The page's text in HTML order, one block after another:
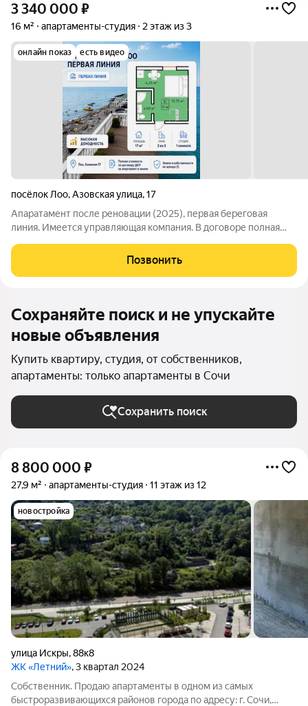
3 340 000 ₽
16 м² апартаменты-студия 2 этаж из 3
онлайн показ есть видео
посёлок Лоо,Азовская улица,17
Апаратамент после реновации (2025), первая береговая
линия. Имеется управляющая компания. В договоре полная
собственности на землю + собственность на апартамент.
Земля в собственности(!) не аренда.
Позвонить
Сохраняйте поиск и не упускайте
новые объявления
Купить квартиру, студия, от собственников,
апартаменты: только апартаменты в Сочи
Сохранить поиск
8 800 000 ₽
27,9 м² апартаменты-студия 11 этаж из 12
новостройка
улица Искры,88к8
ЖК «Летний», 3 квартал 2024
Собственник. Продаю апартаменты в одном из самых
быстроразвивающихся районов города по адресу: г. Сочи,